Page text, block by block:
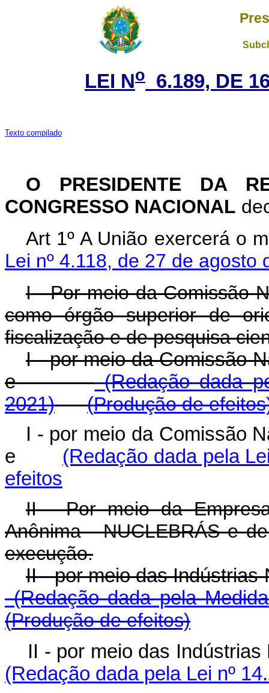
LEI No 6.189, DE
Texto compilado
O PRESIDENTE DA
CONGRESSO NACIONAL
Art 1º A União exercerá o
Lei nº 4.118, de 27 de agosto
I - Por meio da Comissão
como órgão superior de
fiscalização e de pesquisa
I - por meio da Comissão
e(Redação dada
2021)
(Produção de
I - por meio da Comissão
e (Redação dada pela
efeitos
II - Por meio da
Anônima - NUCLEBRÁS e
execução.
II - por meio das
(Redação dada pela
(Produção de efeitos)
II - por meio das
(Redação dada pela Lei nº